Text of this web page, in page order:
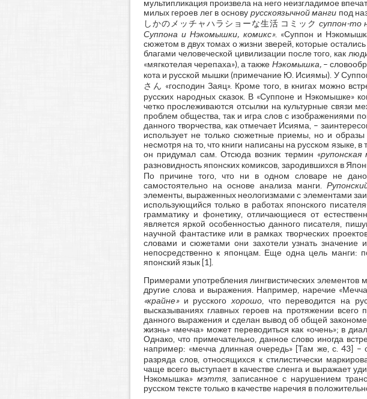
мультипликация произвела на него неизгладимое
милых героев лег в основу русскоязычной манги под
しかのメッチャハラショーな生活 コミックсуппон-то
Суппона и Нэкомышки, комикс». «Суппон и
сюжетом в двух томах о жизни зверей, которые
благами человеческой цивилизации после того, как
«мягкотелая черепаха»), а также Нэкомышка,–
кота и русской мышки (примечание Ю. Исиямы). У
さん «господин Заяц». Кроме того, в книгах можно
русских народных сказок. В «Суппоне и Нэкомышке»
четко прослеживаются отсылки на культурные связи
проблем общества, так и игра слов с изображениями
данного творчества, как отмечает Исияма, –
использует не только сюжетные приемы, но и образы
несмотря на то, что книги написаны на русском языке,
он придумал сам. Отсюда возник термин «рупонская
разновидность японских комиксов, зародившихся в
По причине того, что ни в одном словаре не
самостоятельно на основе анализа манги.
элементы, выраженных неологизмами с элементами
использующийся только в работах японского
грамматику и фонетику, отличающиеся от
является яркой особенностью данного писателя,
научной фантастике или в рамках творческих
словами и сюжетами они захотели узнать
непосредственно к японцам. Еще одна цель манги:
японский язык [1].
Примерами употребления лингвистических элементов
другие слова и выражения. Например, наречие
«крайне»и русского хорошо, что переводится на
высказываниях главных героев на протяжении
данного выражения и сделан вывод об общей
жизнь» «мечча» может переводиться как «очень»; в
Однако, что примечательно, данное слово иногда
например: «мечча длинная очередь» [Там же, с. 43]
разряда слов, относящихся к стилистически
чаще всего выступает в качестве сленга и выражает
Нэкомышка» мэття, записанное с нарушением
русском тексте только в качестве наречия в